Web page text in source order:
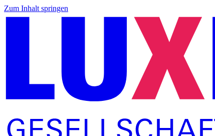
Zum Inhalt springen